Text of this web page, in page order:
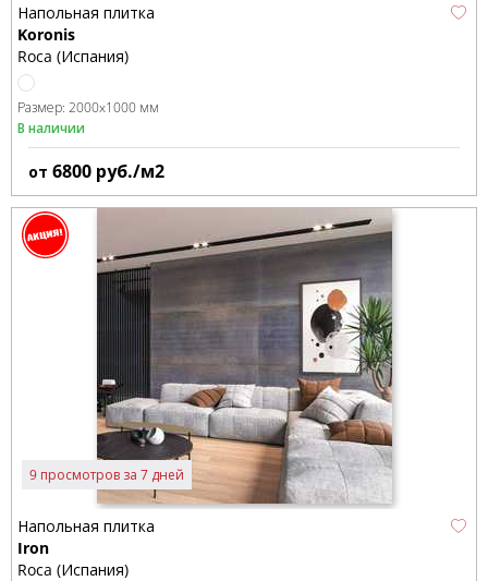
Напольная плитка
Koronis
Roca (Испания)
Размер: 2000x1000 мм
В наличии
от 6800 руб./м2
9 просмотров за 7 дней
Напольная плитка
Iron
Roca (Испания)